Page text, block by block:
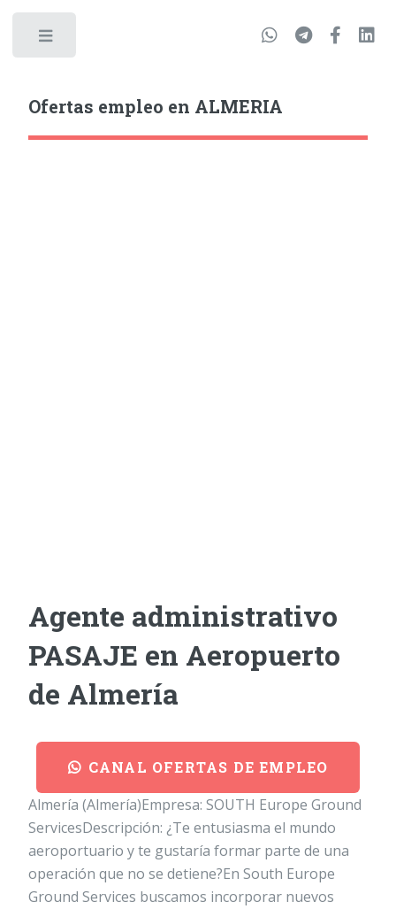
Ofertas empleo en ALMERIA
Agente administrativo
PASAJE en Aeropuerto
de Almería
CANAL OFERTAS DE EMPLEO
Almería (Almería)Empresa: SOUTH Europe Ground
ServicesDescripción: ¿Te entusiasma el mundo
aeroportuario y te gustaría formar parte de una
operación que no se detiene?En South Europe
Ground Services buscamos incorporar nuevos